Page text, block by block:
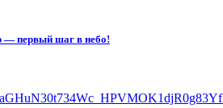
— первый шаг в небо!